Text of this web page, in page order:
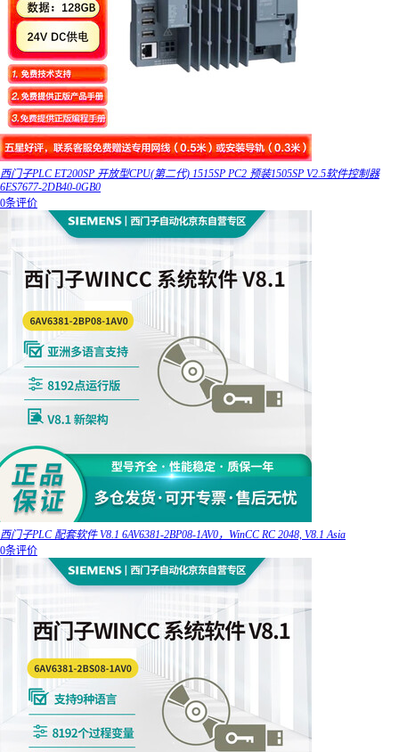
西门子PLC ET200SP 开放型CPU(第二代) 1515SP PC2 预装1505SP V2.5软件控制器
6ES7677-2DB40-0GB0
0条评价
西门子PLC 配套软件 V8.1 6AV6381-2BP08-1AV0，WinCC RC 2048, V8.1 Asia
0条评价